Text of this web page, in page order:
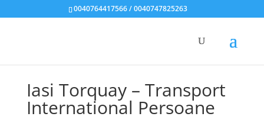
0040764417566 / 0040747825263
Iasi Torquay – Transport
International Persoane